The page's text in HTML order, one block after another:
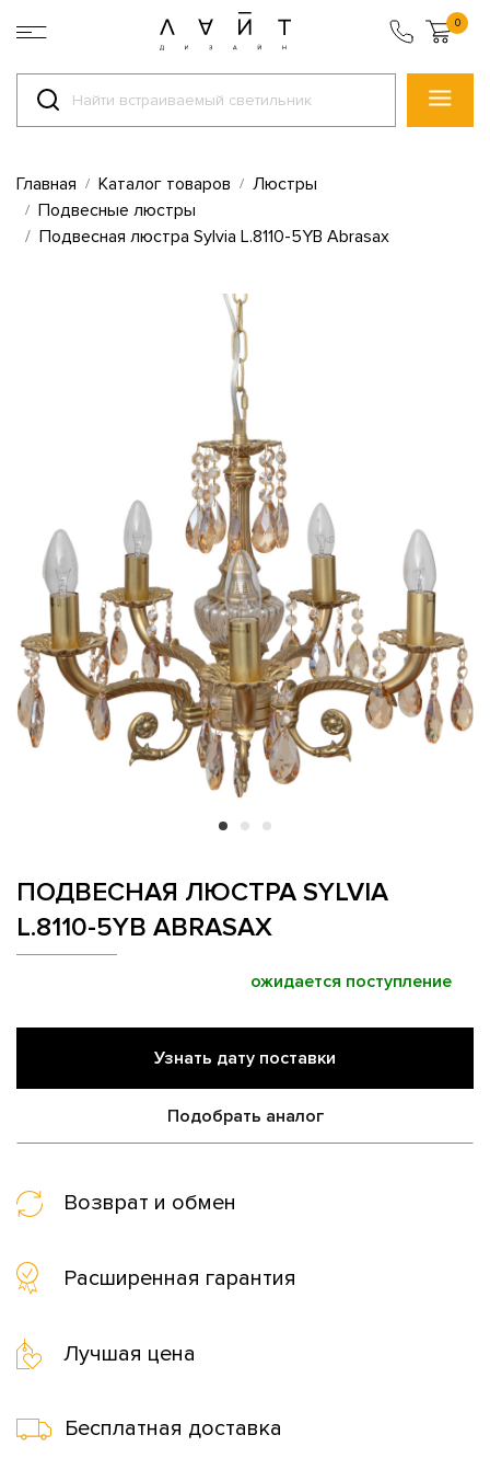
0
Главная Каталог товаров
Люстры
Подвесные люстры
Подвесная люстра Sylvia L.8110-5YB Abrasax
ПОДВЕСНАЯ ЛЮСТРА SYLVIA
L.8110-5YB ABRASAX
ожидается поступление
Узнать дату поставки
Подобрать аналог
Возврат и обмен
Расширенная гарантия
Лучшая цена
Бесплатная доставка